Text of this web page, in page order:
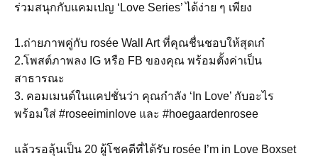
ร่วมสนุกกับแคมเปญ ‘Love Series’ ได้ง่าย ๆ เพียง
1.ถ่ายภาพคู่กับ rosée Wall Art ที่คุณชื่นชอบให้สุดเก๋
2.โพสต์ภาพลง IG หรือ FB ของคุณ พร้อมตั้งค่าเป็น
สาธารณะ
3. คอมเมนต์ในแคปชั่นว่า คุณกำลัง ‘In Love’ กับอะไร
พร้อมใส่ #roseeiminlove และ #hoegaardenrosee
แล้วรอลุ้นเป็น 20 ผู้โชคดีที่ได้รับ rosée I’m in Love Boxset